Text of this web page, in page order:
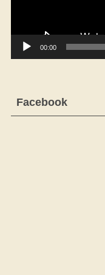
00:00
Facebook